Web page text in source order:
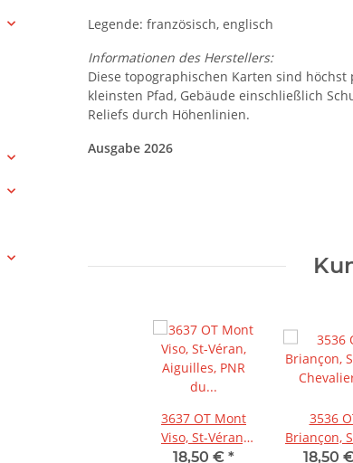
Legende: französisch, englisch
Informationen des Herstellers:
Diese topographischen Karten sind
kleinsten Pfad, Gebäude einschließlich
Reliefs durch Höhenlinien.
Ausgabe 2026
3637 OT Mont
Viso, St-Véran,
Aiguilles, PNR
18,50 € *
3536
Briançon,
18,50